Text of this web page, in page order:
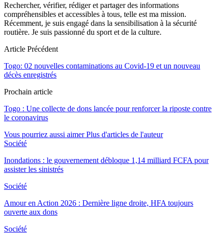
Rechercher, vérifier, rédiger et partager des informations
compréhensibles et accessibles à tous, telle est ma mission.
Récemment, je suis engagé dans la sensibilisation à la sécurité
routière. Je suis passionné du sport et de la culture.
Article Précédent
Togo: 02 nouvelles contaminations au Covid-19 et un nouveau
décès enregistrés
Prochain article
Togo : Une collecte de dons lancée pour renforcer la riposte contre
le coronavirus
Vous pourriez aussi aimer Plus d'articles de l'auteur
Société
Inondations : le gouvernement débloque 1,14 milliard FCFA pour
assister les sinistrés
Société
Amour en Action 2026 : Dernière ligne droite, HFA toujours
ouverte aux dons
Société